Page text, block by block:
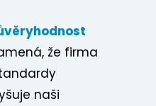
že firma
naši